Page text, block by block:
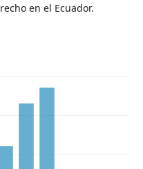
en el Ecuador.